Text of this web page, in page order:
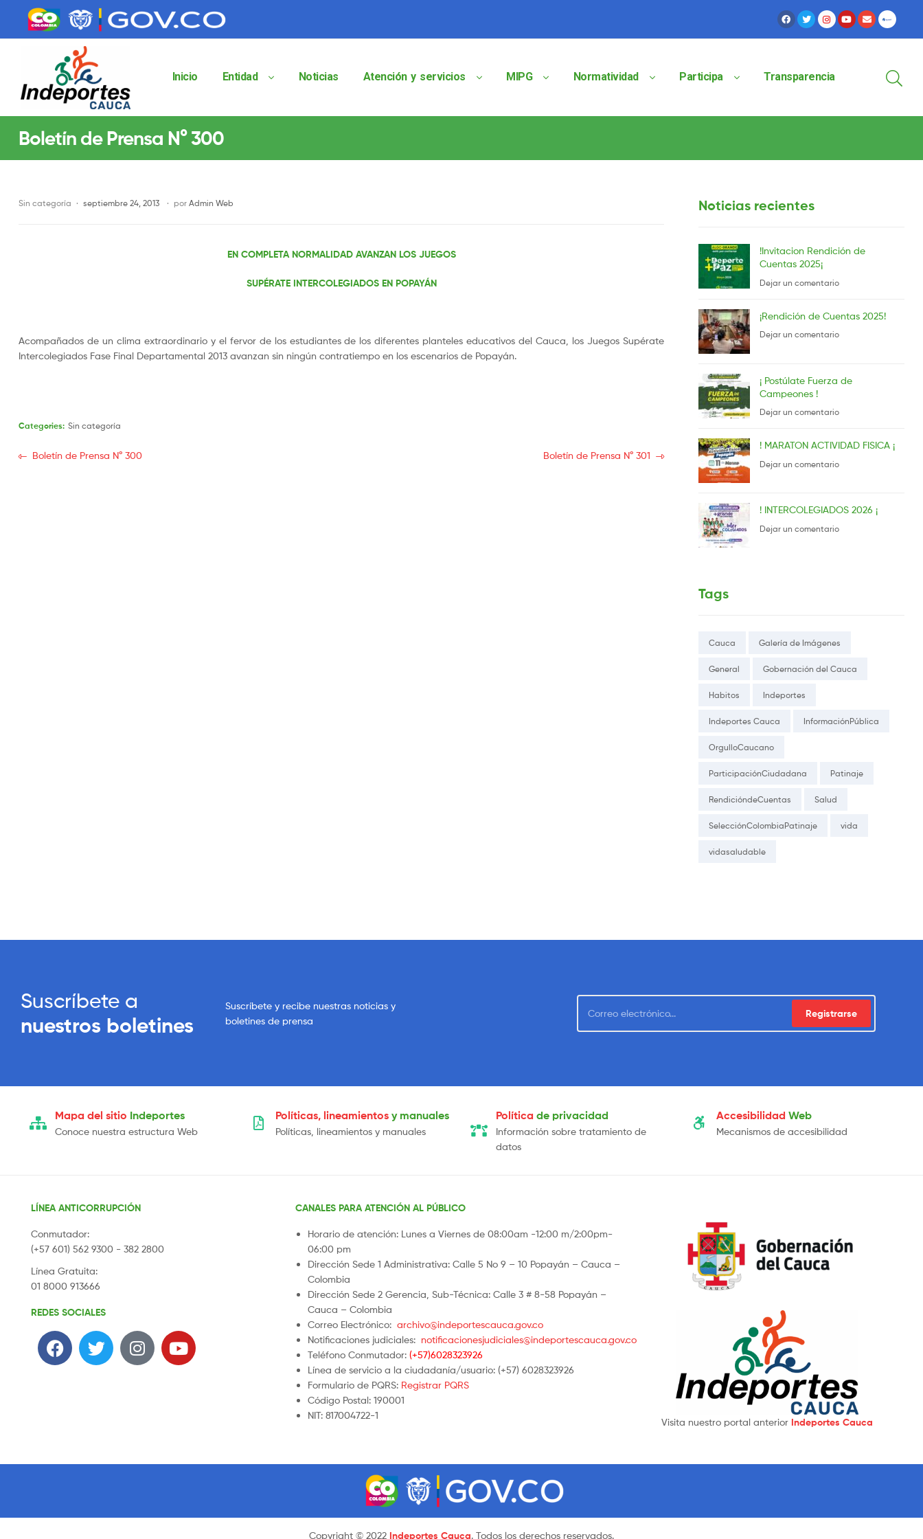
contenido
contenido
Indeportes
Cauca
de
Inicio Entidad Noticias Atención y servicios MIPG Normatividad Participa Transparencia
Boletín de Prensa N° 300
Sin categoría septiembre 24, 2013 por Admin Web
EN COMPLETA NORMALIDAD AVANZAN LOS JUEGOS
SUPÉRATE INTERCOLEGIADOS EN POPAYÁN
Acompañados de un clima extraordinario y el fervor de los estudiantes de los diferentes planteles educativos del Cauca, los Juegos Supérate
Intercolegiados Fase Final Departamental 2013 avanzan sin ningún contratiempo en los escenarios de Popayán.
Categories: Sin categoría
Boletín de Prensa N° 300 Boletín de Prensa N° 301
Noticias recientes
!Invitacion Rendición de
Cuentas 2025¡
Dejar un comentario
¡Rendición de Cuentas 2025!
Dejar un comentario
¡ Postúlate Fuerza de
Campeones !
Dejar un comentario
! MARATON ACTIVIDAD FISICA ¡
Dejar un comentario
! INTERCOLEGIADOS 2026 ¡
Dejar un comentario
Tags
Cauca Galería de Imágenes
General Gobernación del Cauca
Habitos Indeportes
Indeportes Cauca InformaciónPública
OrgulloCaucano
ParticipaciónCiudadana Patinaje
RendicióndeCuentas Salud
SelecciónColombiaPatinaje vida
vidasaludable
Suscríbete a
nuestros boletines
Suscríbete y recibe nuestras noticias y
boletines de prensa
Registrarse
Mapa del sitio Indeportes
Conoce nuestra estructura Web
Políticas, lineamientos y manuales
Políticas, lineamientos y manuales
Política de privacidad
Información sobre tratamiento de
datos
Accesibilidad Web
Mecanismos de accesibilidad
LÍNEA ANTICORRUPCIÓN
Conmutador:
(+57 601) 562 9300 - 382 2800
Línea Gratuita:
01 8000 913666
REDES SOCIALES
CANALES PARA ATENCIÓN AL PÚBLICO
Horario de atención: Lunes a Viernes de 08:00am -12:00 m/2:00pm-
06:00 pm
Dirección Sede 1 Administrativa: Calle 5 No 9 – 10 Popayán – Cauca –
Colombia
Dirección Sede 2 Gerencia, Sub-Técnica: Calle 3 # 8-58 Popayán –
Cauca – Colombia
Correo Electrónico:archivo@indeportescauca.gov.co
Notificaciones judiciales: notificacionesjudiciales@indeportescauca.gov.co
Teléfono Conmutador:(+57)6028323926
Línea de servicio a la ciudadanía/usuario: (+57) 6028323926
Formulario de PQRS: Registrar PQRS
Código Postal: 190001
NIT: 817004722-1
Visita nuestro portal anterior Indeportes Cauca
Copyright © 2022 Indeportes Cauca. Todos los derechos reservados.